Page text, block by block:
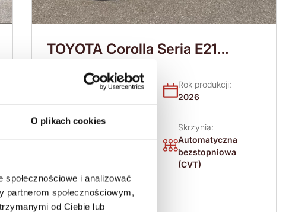
O plikach cookies
i analizować
społecznościowym,
od Ciebie lub
TOYOTA Corolla Seria E21
(2019-) (2026)
Nadwozie:
Rok produkcji:
2026
Napęd:
Skrzynia:
Automatyczna
bezstopniowa
(CVT)
Paliwo:
Benzyna